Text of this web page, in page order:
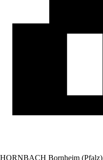
HORNBACH Bornheim (Pfalz)